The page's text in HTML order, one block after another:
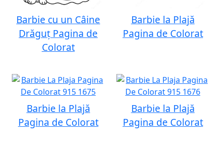
Barbie cu un Câine
Drăguț Pagina de
Colorat
Barbie la Plajă
Pagina de Colorat
Barbie la Plajă
Pagina de Colorat
Barbie la Plajă
Pagina de Colorat